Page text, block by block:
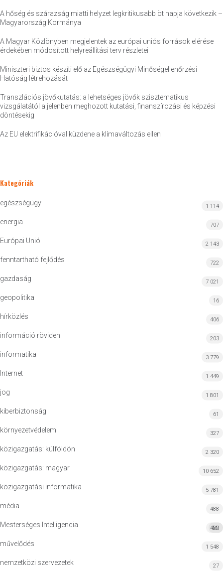
A hőség és szárazság miatti helyzet legkritikusabb öt napja következik –
Magyarország Kormánya
A Magyar Közlönyben megjelentek az európai uniós források elérése
érdekében módosított helyreállítási terv részletei
Miniszteri biztos készíti elő az Egészségügyi Minőségellenőrzési
Hatóság létrehozását
Transzlációs jövőkutatás: a lehetséges jövők szisztematikus
vizsgálatától a jelenben meghozott kutatási, finanszírozási és képzési
döntésekig
Az EU elektrifikációval küzdene a klímaváltozás ellen
Kategóriák
egészségügy 1 114
energia 707
Európai Unió 2 143
fenntartható fejlődés 722
gazdaság 7 021
geopolitika 16
hírközlés 406
információ röviden 203
informatika 3 779
Internet 1 449
jog 1 801
kiberbiztonság 61
környezetvédelem 327
közigazgatás: külföldön 2 320
közigazgatás: magyar 10 652
közigazgatási informatika 5 781
média 488
Mesterséges Intelligencia MI
422
művelődés 1 548
nemzetközi szervezetek 27